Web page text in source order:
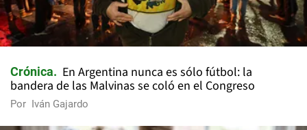
Crónica
En Argentina nunca es sólo fútbol: la
bandera de las Malvinas se coló en el Congreso
Por Iván Gajardo